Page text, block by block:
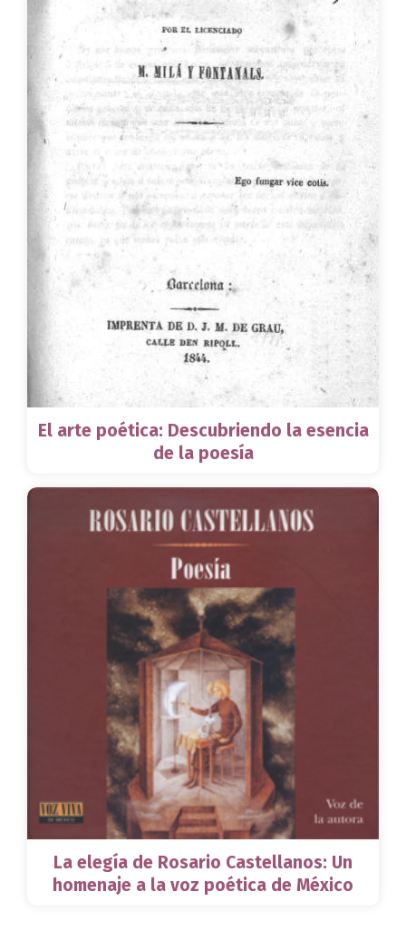
El arte poética: Descubriendo la esencia
de la poesía
La elegía de Rosario Castellanos: Un
homenaje a la voz poética de México